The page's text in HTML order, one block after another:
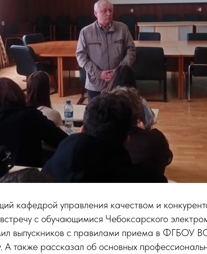
кафедрой управления качеством и
с обучающимися Чебоксарского
выпускников с правилами приема в ФГБОУ
А также рассказал об основных